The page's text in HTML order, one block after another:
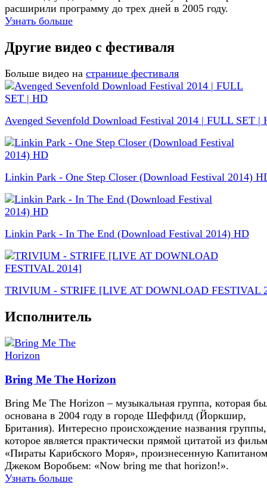
расширили программу до трех дней в 2005 году.
Узнать больше
Другие видео с фестиваля
Больше видео на странице фестиваля
Avenged Sevenfold Download Festival 2014 | FULL SET |
Linkin Park - One Step Closer (Download Festival 2014)
Linkin Park - In The End (Download Festival 2014) HD
TRIVIUM - STRIFE [LIVE AT DOWNLOAD FESTIVAL
Исполнитель
Bring Me The Horizon
Bring Me The Horizon – музыкальная группа, которая
основана в 2004 году в городе Шеффилд (Йоркшир,
Британия). Интересно происхождение названия группы,
которое является практически прямой цитатой из
«Пираты Карибского Моря», произнесенную Капитаном
Джеком Воробьем: «Now bring me that horizon!».
Узнать больше